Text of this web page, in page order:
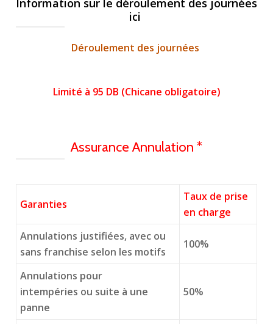
Information sur le déroulement des journées
ici
Déroulement des journées
Limité à 95 DB (Chicane obligatoire)
Assurance Annulation *
Garanties
Taux de prise
en charge
Annulations justifiées, avec ou
sans franchise selon les motifs
100%
Annulations pour
intempéries ou suite à une
panne
50%